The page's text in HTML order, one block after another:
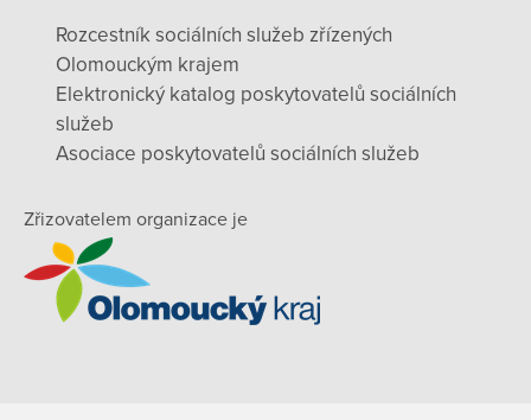
Rozcestník sociálních služeb zřízených
Olomouckým krajem
Elektronický katalog poskytovatelů sociálních
služeb
Asociace poskytovatelů sociálních služeb
Zřizovatelem organizace je